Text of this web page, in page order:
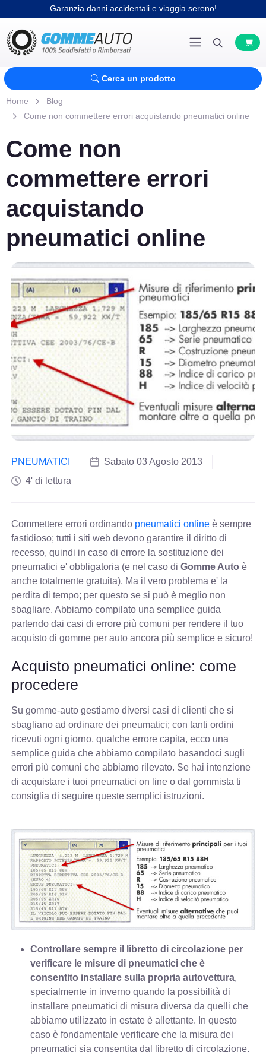
Garanzia danni accidentali e viaggia sereno!
Cerca un prodotto
Home
Blog
Come non commettere errori acquistando pneumatici online
Come non
commettere errori
acquistando
pneumatici online
PNEUMATICI
Sabato 03 Agosto 2013
4' di lettura
Commettere errori ordinando pneumatici online è sempre
fastidioso; tutti i siti web devono garantire il diritto di
recesso, quindi in caso di errore la sostituzione dei
pneumatici e' obbligatoria (e nel caso diGomme Auto è
anche totalmente gratuita). Ma il vero problema e' la
perdita di tempo; per questo se si può è meglio non
sbagliare. Abbiamo compilato una semplice guida
partendo dai casi di errore più comuni per rendere il tuo
acquisto di gomme per auto ancora più semplice e sicuro!
Acquisto pneumatici online: come
procedere
Su gomme-auto gestiamo diversi casi di clienti che si
sbagliano ad ordinare dei pneumatici; con tanti ordini
ricevuti ogni giorno, qualche errore capita, ecco una
semplice guida che abbiamo compilato basandoci sugli
errori più comuni che abbiamo rilevato. Se hai intenzione
di acquistare i tuoi pneumatici on line o dal gommista ti
consiglia di seguire queste semplici istruzioni.
Controllare sempre il libretto di circolazione per
verificare le misure di pneumatici che è
consentito installare sulla propria autovettura,
specialmente in inverno quando la possibilità di
installare pneumatici di misura diversa da quelli che
abbiamo utilizzato in estate è allettante. In questo
caso è fondamentale verificare che la misura dei
pneumatici sia consentita dal libretto di circolazione.